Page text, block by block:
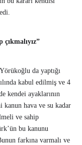
da yaptığı
kabul edilmiş ve 4
kendei ayaklarının
kanun hava ve su kadar
ve sahip
bu kanunu
farkına varmalı ve